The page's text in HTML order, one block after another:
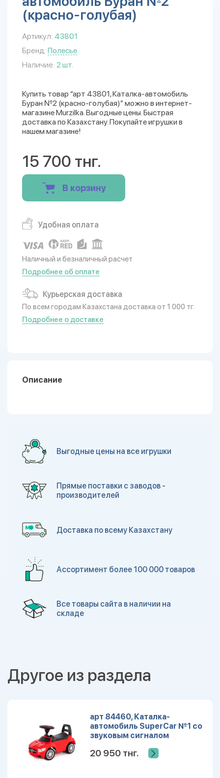
(красно-голубая)
Артикул: 43801
Бренд: Полесье
Наличие: 2 шт.
Купить товар “арт 43801, Каталка-автомобиль
Буран №2 (красно-голубая)” можно в интернет-
магазине Murzilka. Выгодные цены. Быстрая
доставка по Казахстану. Покупайте игрушки в
нашем магазине!
15 700 тнг.
В корзину
Удобная оплата
Наличный и безналичный расчет
Подробнее об оплате
Курьерская доставка
По всем городам Казахстана доставка от 1 000 тг.
Подробнее о доставке
Описание
Выгодные цены на все игрушки
Прямые поставки с заводов -
производителей
Доставка по всему Казахстану
Ассортимент более 100 000 товаров
Все товары сайта в наличии на
складе
Другое из раздела
арт 84460, Каталка-
автомобиль SuperCar №1 со
звуковым сигналом
20 950 тнг.